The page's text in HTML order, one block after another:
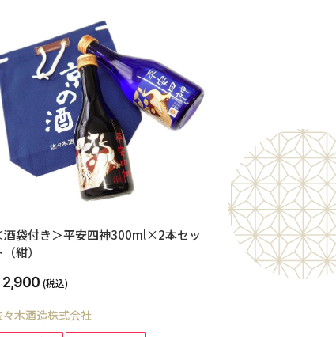
酒袋付き＞平安四神300ml×2本セッ
（紺）
2,900 (税込)
々木酒造株式会社